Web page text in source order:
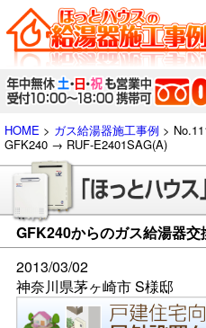
HOME > ガス給湯器施工事例 >
GFK240 → RUF-E2401SAG(A)
GFK240からのガス給湯器
2013/03/02
神奈川県茅ヶ崎市 S様邸